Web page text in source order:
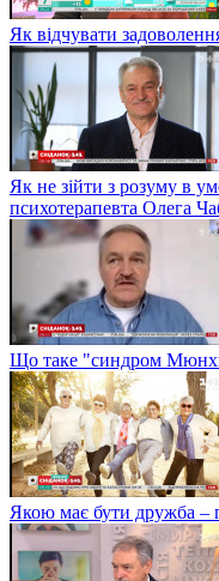
Як відчувати
Як не зійти з розуму в
психотерапевта Олега
Що таке "синдром
Якою має бути дружба